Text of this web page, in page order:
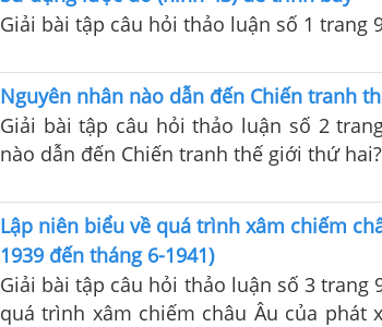
Giải bài tập câu hỏi thảo luận số 1 trang
Nguyên nhân nào dẫn đến Chiến tranh
Giải bài tập câu hỏi thảo luận số 2
nào dẫn đến Chiến tranh thế giới thứ hai?
Lập niên biểu về quá trình xâm chiếm
1939 đến tháng 6-1941)
Giải bài tập câu hỏi thảo luận số 3 trang
quá trình xâm chiếm châu Âu của phát